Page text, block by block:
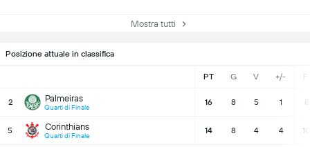
Posizione attuale in classifica
PT G V +/-
2 Palmeiras
Quarti di Finale
16 8 5 1
5 Corinthians
Quarti di Finale
14 8 4 4
Mostra tutti